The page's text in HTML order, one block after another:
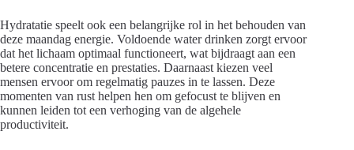
Hydratatie speelt ook een belangrijke rol in het behouden van
deze maandag energie. Voldoende water drinken zorgt ervoor
dat het lichaam optimaal functioneert, wat bijdraagt aan een
betere concentratie en prestaties. Daarnaast kiezen veel
mensen ervoor om regelmatig pauzes in te lassen. Deze
momenten van rust helpen hen om gefocust te blijven en
kunnen leiden tot een verhoging van de algehele
productiviteit.